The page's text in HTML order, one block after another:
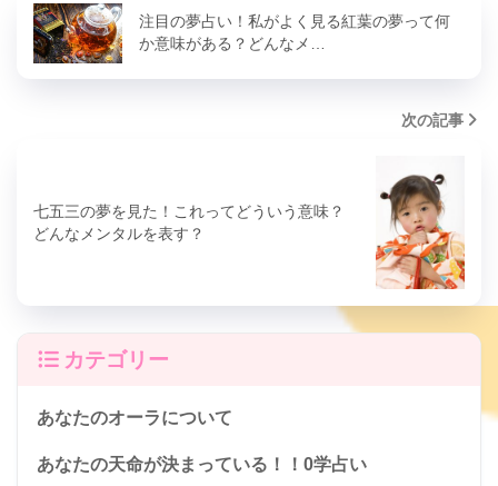
注目の夢占い！私がよく見る紅葉の夢って何
か意味がある？どんなメ…
次の記事
七五三の夢を見た！これってどういう意味？
どんなメンタルを表す？
カテゴリー
あなたのオーラについて
あなたの天命が決まっている！！0学占い